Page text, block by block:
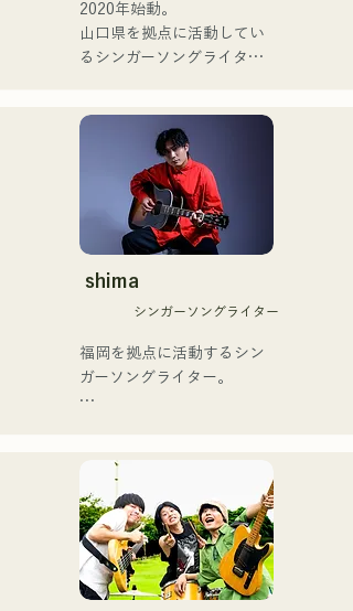
ゴットタレント」で日本人
の芸人史上初のゴールデン
ブザーを獲得し、その後ス
もゴールデンブザーを獲得
した、ノボせもんなべの応
援歌「ゴールデンブザー」
や、アメリカ留学時代の心
友とコライトした本格的カ
ントリーソング「Life Goes
それらの楽曲を揃えた自身
初のフルアルバム「ONE
2025.12.31にリリースし、
iTunesカントリーアルバム
て」、FBS「福岡く
ん。」、「発見らくちゃ
く！」やFUKUOKA
STREET PARTY、
Hannibal Halloween Music
Festival ,sunset live2019、
2020年始動。
山口県を拠点に活動してい
るシンガーソングライター
ユニット
コロナ禍に入り、音楽で山
口県を盛り上げたいという
思いからユニットを始動。
当初は動画配信サイトでの
活動のみだったが、2020年
12月より、山口県の地元イ
地元音楽イベントやライブ
ハウスを中心にパフォーマ
ンスをしている。
shima
シンガーソングライター
福岡を拠点に活動するシン
ガーソングライター。
ードの繊細さを併せ持つ楽
曲を届けている。
コンセプトは、「等身大の
ままで。僕とあなたのため